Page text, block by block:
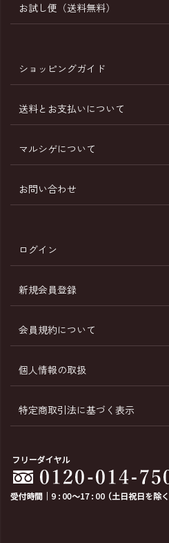
お試し便（送料無料）
ショッピングガイド
送料とお支払いについて
マルシゲについて
お問い合わせ
ログイン
新規会員登録
会員規約について
個人情報の取扱
特定商取引法に基づく表示